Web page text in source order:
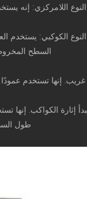
النوع اللامركزي: إنه
النوع الكوكبي:
السطح
غريب. إنها تستخدم
إثارة الكواكب.
طول